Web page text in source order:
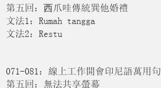
第五回：⻄爪哇傳統巽他婚禮
文法1：Rumah tangga
文法2：Restu
071-081：線上工作開會印尼語萬用句
第五回：無法共享螢幕